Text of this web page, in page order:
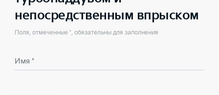
непосредственным впрыском
Поля, отмеченные *, обязательны для заполнения
Имя *